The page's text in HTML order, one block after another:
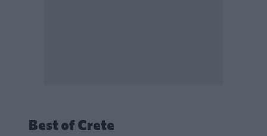
Best of Crete